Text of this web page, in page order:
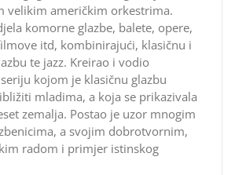
velikim američkim orkestrima.
komorne glazbe, balete, opere,
itd, kombinirajući, klasičnu i
te jazz. Kreirao i vodio
kojom je klasičnu glazbu
mladima, a koja se prikazivala
zemalja. Postao je uzor mnogim
a svojim dobrotvornim,
radom i primjer istinskog